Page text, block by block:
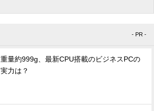
- PR -
重量約999g、最新CPU搭載のビジネスPCの
実力は？